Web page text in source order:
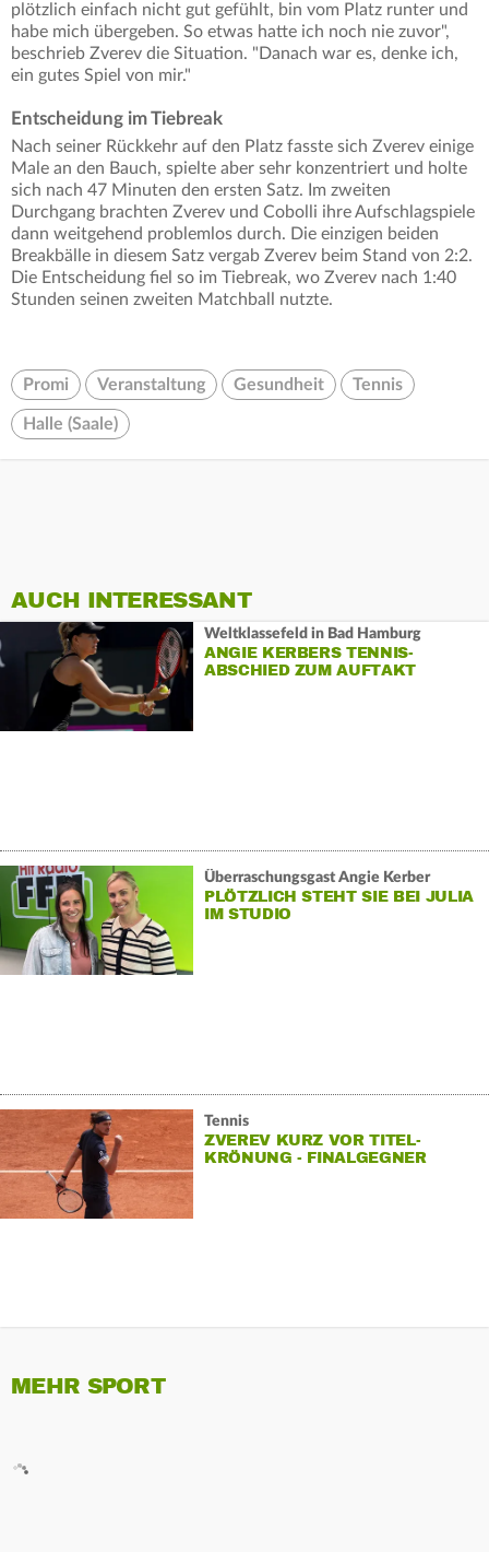
plötzlich einfach nicht gut gefühlt, bin vom Platz runter und
habe mich übergeben. So etwas hatte ich noch nie zuvor",
beschrieb Zverev die Situation. "Danach war es, denke ich,
ein gutes Spiel von mir."
Entscheidung im Tiebreak
Nach seiner Rückkehr auf den Platz fasste sich Zverev einige
Male an den Bauch, spielte aber sehr konzentriert und holte
sich nach 47 Minuten den ersten Satz. Im zweiten
Durchgang brachten Zverev und Cobolli ihre Aufschlagspiele
dann weitgehend problemlos durch. Die einzigen beiden
Breakbälle in diesem Satz vergab Zverev beim Stand von 2:2.
Die Entscheidung fiel so im Tiebreak, wo Zverev nach 1:40
Stunden seinen zweiten Matchball nutzte.
Promi Veranstaltung Gesundheit Tennis
Halle (Saale)
AUCH INTERESSANT
Weltklassefeld in Bad Hamburg
ANGIE KERBERS TENNIS-
ABSCHIED ZUM AUFTAKT
Überraschungsgast Angie Kerber
PLÖTZLICH STEHT SIE BEI JULIA
IM STUDIO
Tennis
ZVEREV KURZ VOR TITEL-
KRÖNUNG - FINALGEGNER
MEHR SPORT